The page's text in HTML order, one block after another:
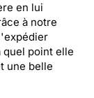
en lui
à notre
quel point elle
une belle